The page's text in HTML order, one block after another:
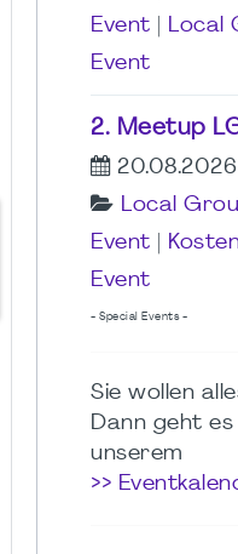
Event
Local
Event
2. Meetup
Local
Event
Event
- Special Events -
Sie wollen
Dann geht es
unserem
>>